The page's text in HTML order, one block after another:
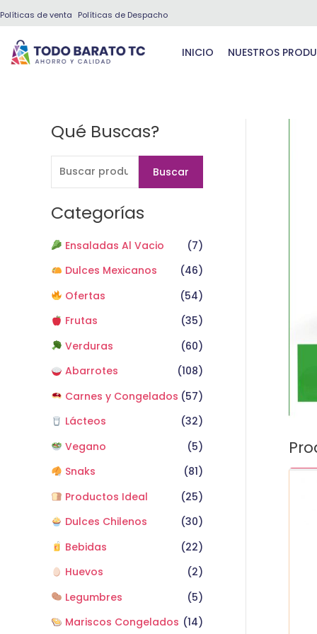
al
contenido
Políticas de venta Políticas de Despacho
INICIO NUESTROS
Qué Buscas?
B
c
a
p
o
Buscar
Categorías
Ensaladas Al Vacio
(7)
Dulces Mexicanos
(46)
Ofertas
(54)
Frutas
(35)
Verduras
(60)
Abarrotes
(108)
Carnes y Congelados (57)
Lácteos
(32)
Vegano
(5)
Snaks
(81)
Productos Ideal
(25)
Dulces Chilenos
(30)
Bebidas
(22)
Huevos
(2)
Legumbres
(5)
Mariscos Congelados (14)